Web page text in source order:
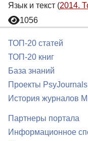
Язык и текст (2014.
1056
ТОП-20 статей
ТОП-20 книг
База знаний
Проекты
История журналов
Партнеры портала
Информационное